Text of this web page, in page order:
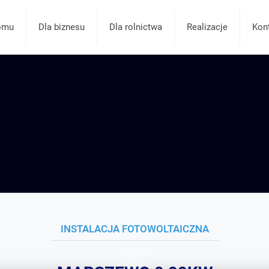
Dla biznesu Dla rolnictwa Realizacje
INSTALACJA FOTOWOLTAICZNA